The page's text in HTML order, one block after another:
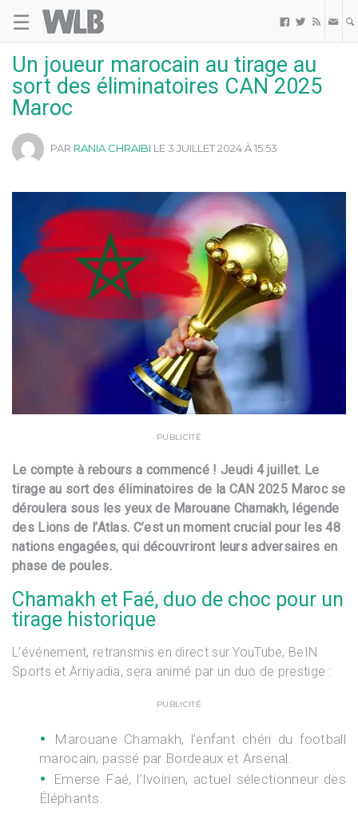
☰   
Un joueur marocain au tirage au
sort des éliminatoires CAN 2025
Maroc
PAR RANIA CHRAIBI LE 3 JUILLET 2024 À 15:53
PUBLICITÉ
Le compte à rebours a commencé ! Jeudi 4 juillet. Le
tirage au sort des éliminatoires de la CAN 2025 Maroc se
déroulera sous les yeux de Marouane Chamakh, légende
des Lions de l’Atlas. C’est un moment crucial pour les 48
nations engagées, qui découvriront leurs adversaires en
phase de poules.
Chamakh et Faé, duo de choc pour un
tirage historique
L’événement, retransmis en direct sur YouTube, BeIN
Sports et Arriyadia, sera animé par un duo de prestige :
PUBLICITÉ
Marouane Chamakh, l’enfant chéri du football
marocain, passé par Bordeaux et Arsenal.
Emerse Faé, l’Ivoirien, actuel sélectionneur des
Éléphants.